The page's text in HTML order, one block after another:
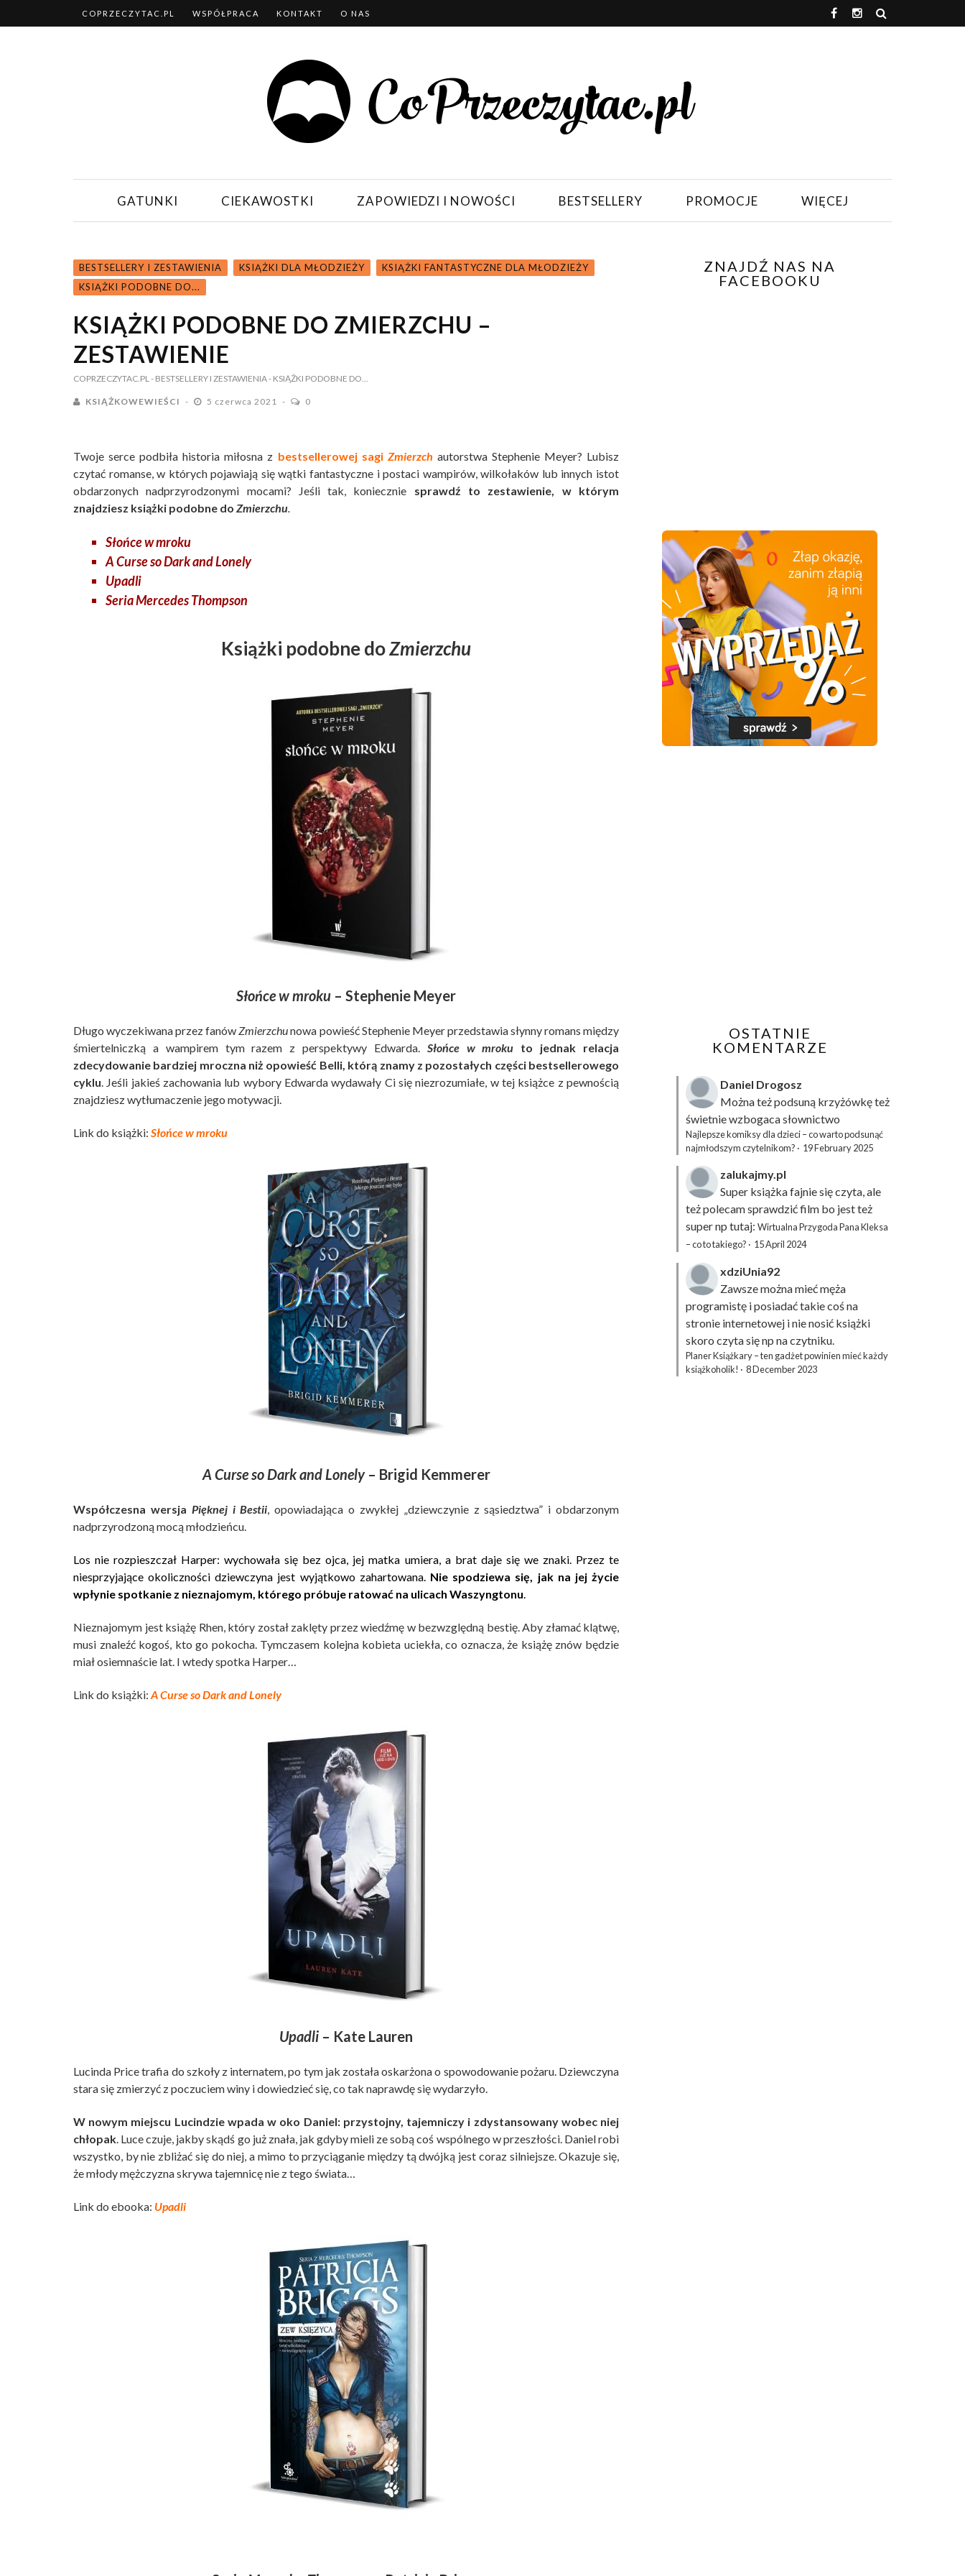
COPRZECZYTAC.PL WSPÓŁPRACA KONTAKT O NAS
GATUNKI CIEKAWOSTKI ZAPOWIEDZI I NOWOŚCI BESTSELLERY PROMOCJE WIĘCEJ
BESTSELLERY I ZESTAWIENIA KSIĄŻKI DLA MŁODZIEŻY
KSIĄŻKI FANTASTYCZNE DLA MŁODZIEŻY
KSIĄŻKI PODOBNE DO...
KSIĄŻKI PODOBNE DO ZMIERZCHU –
ZESTAWIENIE
COPRZECZYTAC.PL- BESTSELLERY I ZESTAWIENIA- KSIĄŻKI PODOBNE DO...
KSIĄŻKOWEWIEŚCI 5 czerwca 2021 0
Twoje serce podbiła historia miłosna z bestsellerowej sagi Zmierzch autorstwa Stephenie Meyer? Lubisz
czytać romanse, w których pojawiają się wątki fantastyczne i postaci wampirów, wilkołaków lub innych istot
obdarzonych nadprzyrodzonymi mocami? Jeśli tak, koniecznie sprawdź to zestawienie, w którym
znajdziesz książki podobne do Zmierzchu.
Słońce w mroku
A Curse so Dark and Lonely
Upadli
Seria Mercedes Thompson
Książki podobne doZmierzchu
Słońce w mroku – Stephenie Meyer
Długo wyczekiwana przez fanów Zmierzchunowa powieść Stephenie Meyer przedstawia słynny romans między
śmiertelniczką a wampirem tym razem z perspektywy Edwarda. Słońce w mroku to jednak relacja
zdecydowanie bardziej mroczna niż opowieść Belli, którą znamy z pozostałych części bestsellerowego
cyklu . Jeśli jakieś zachowania lub wybory Edwarda wydawały Ci się niezrozumiałe, w tej książce z pewnością
znajdziesz wytłumaczenie jego motywacji.
Link do książki: Słońce w mroku
A Curse so Dark and Lonely– Brigid Kemmerer
Współczesna wersja Pięknej i Bestii , opowiadająca o zwykłej „dziewczynie z sąsiedztwa” i obdarzonym
nadprzyrodzoną mocą młodzieńcu.
Los nie rozpieszczał Harper: wychowała się bez ojca, jej matka umiera, a brat daje się we znaki. Przez te
niesprzyjające okoliczności dziewczyna jest wyjątkowo zahartowana. Nie spodziewa się, jak na jej życie
wpłynie spotkanie z nieznajomym, którego próbuje ratować na ulicach Waszyngtonu
Nieznajomym jest książę Rhen, który został zaklęty przez wiedźmę w bezwzględną bestię. Aby złamać klątwę,
musi znaleźć kogoś, kto go pokocha. Tymczasem kolejna kobieta uciekła, co oznacza, że książę znów będzie
miał osiemnaście lat. I wtedy spotka Harper…
Link do książki: A Curse so Dark and Lonely
Upadli – Kate Lauren
Lucinda Price trafia do szkoły z internatem, po tym jak została oskarżona o spowodowanie pożaru. Dziewczyna
stara się zmierzyć z poczuciem winy i dowiedzieć się, co tak naprawdę się wydarzyło.
W nowym miejscu Lucindzie wpada w oko Daniel: przystojny, tajemniczy i zdystansowany wobec niej
chłopak . Luce czuje, jakby skądś go już znała, jak gdyby mieli ze sobą coś wspólnego w przeszłości. Daniel robi
wszystko, by nie zbliżać się do niej, a mimo to przyciąganie między tą dwójką jest coraz silniejsze. Okazuje się,
że młody mężczyzna skrywa tajemnicę nie z tego świata…
Link do ebooka: Upadli
ZNAJDŹ NAS NA
FACEBOOKU
OSTATNIE
KOMENTARZE
Daniel Drogosz
Można też podsuną krzyżówkęteż
świetnie wzbogaca słownictwo
Najlepsze komiksy dla dzieci – co warto podsunąć
najmłodszym czytelnikom? · 19 February 2025
zalukajmy.pl
Super książka fajnie się czyta, ale
też polecam sprawdzić film bo jest też
super np tutaj: Wirtualna Przygoda Pana Kleksa
– co to takiego? · 15 April 2024
xdziUnia92
Zawsze można mieć męża
programistę i posiadać takie coś na
stronie internetowej i nie nosić książki
skoro czyta się np na czytniku.
Planer Książkary – ten gadżet powinien mieć każdy
książkoholik! · 8 December 2023